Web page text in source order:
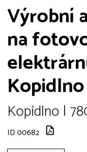
Výrobní
na
Kopidlno
Kopidlno |
ID 00682